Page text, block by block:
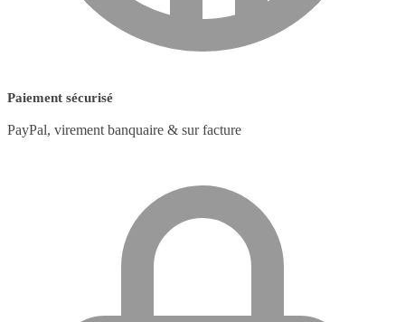
Paiement sécurisé
PayPal, virement banquaire & sur facture